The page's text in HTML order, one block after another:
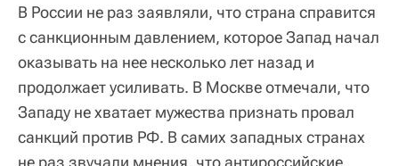
В России не раз заявляли, что страна справится
с санкционным давлением, которое Запад начал
оказывать на нее несколько лет назад и
продолжает усиливать. В Москве отмечали, что
Западу не хватает мужества признать провал
санкций против РФ. В самих западных странах
не раз звучали мнения, что антироссийские